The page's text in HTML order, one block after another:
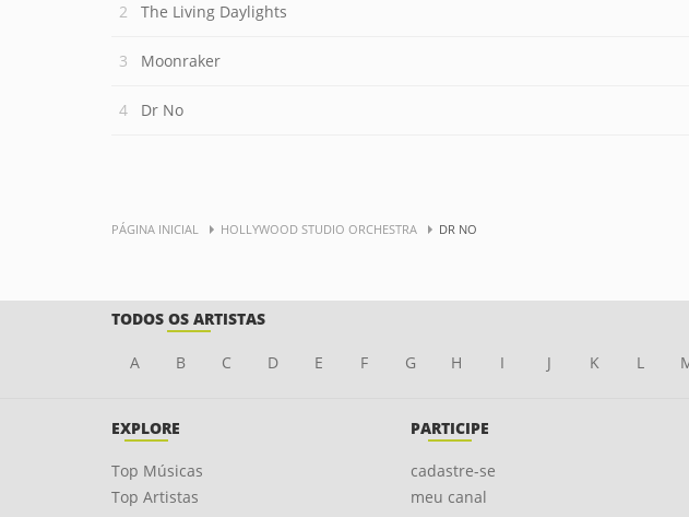
The Living Daylights
Moonraker
Dr No
PÁGINA INICIAL HOLLYWOOD STUDIO ORCHESTRA DR NO
TODOS OS ARTISTAS
A B C D E F G H I J K L
EXPLORE
Top Músicas
Top Artistas
PARTICIPE
cadastre-se
meu canal